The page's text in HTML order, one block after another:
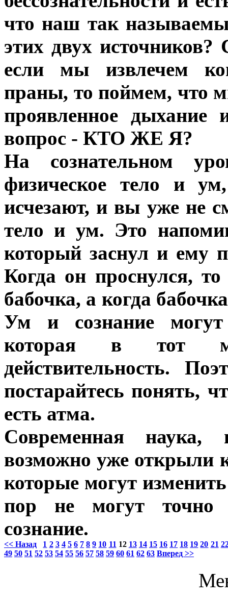
что наш так
этих двух источников?
если мы извлечем
праны, то поймем, что
проявленное дыхание
вопрос - КТО ЖЕ Я?
На сознательном
физическое тело и
исчезают, и вы уже не
тело и ум. Это
который заснул и ему
Когда он проснулся,
бабочка, а когда
Ум и сознание
которая в тот
действительность.
постарайтесь понять,
есть атма.
Современная наука,
возможно уже открыли
которые могут
пор не могут точно
сознание.
<< Назад 1 2 3 4 5 6 7 8 9 10 11 12 13 14 15 16 17 18 19 20 21
49 50 51 52 53 54 55 56 57 58 59 60 61 62 63 Вперед >>